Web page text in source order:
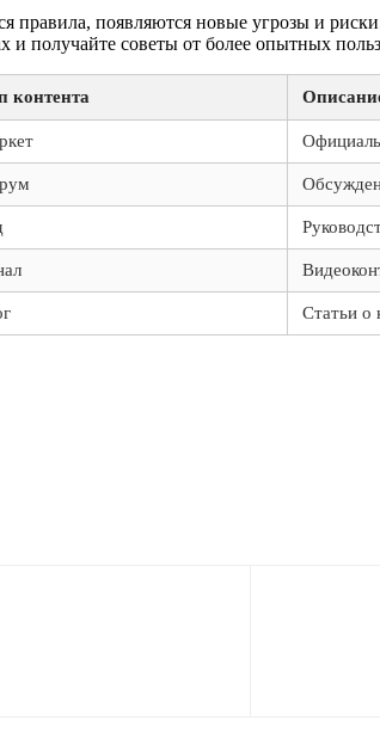
правила, появляются новые угрозы и
получайте советы от более опытных
контента
Статьи о